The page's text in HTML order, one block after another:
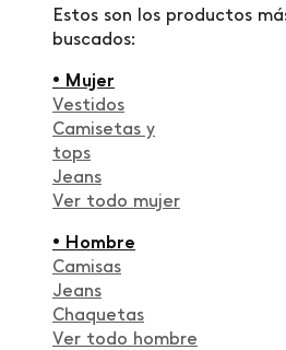
Estos son los productos
buscados:
• Mujer
Vestidos
Camisetas y
tops
Jeans
Ver todo mujer
• Hombre
Camisas
Jeans
Chaquetas
Ver todo hombre